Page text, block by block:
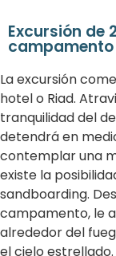
Excursión de
La excursión
hotel o Riad.
tranquilidad del
detendrá en
contemplar una
existe la
sandboarding.
campamento, le
alrededor del
el cielo